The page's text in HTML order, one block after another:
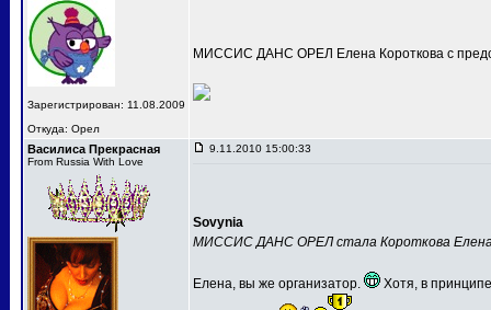
Зарегистрирован: 11.08.2009
Откуда: Орел
МИССИС ДАНС ОРЕЛ Елена Короткова с
Василиса Прекрасная
From Russia With Love
9.11.2010 15:00:33
Sovynia
МИССИС ДАНС ОРЕЛ стала Короткова
Елена, вы же организатор. Хотя, в